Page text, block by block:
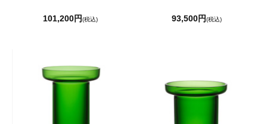
101,200円(税込) 93,500円(税込)